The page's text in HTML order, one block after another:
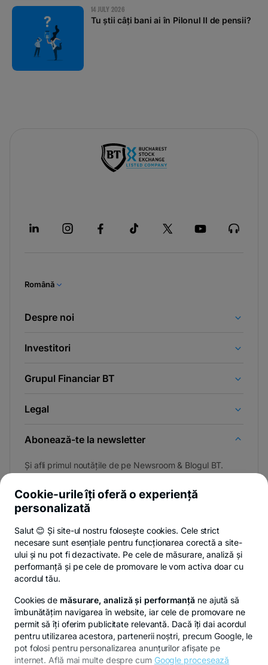
14 JULY 2026
Tu știi câți bani ai în Pilonul II de pensii?
Română
Despre noi
Investitori
Grupul Financiar BT
Legal
Abonează-te la newsletter
Și afli primul noutățile de pe Newsroom & Blogul BT.
Privacy HubPolitica de confidențialitatePolitica de cookies
© Copyright 2026 Banca Transilvania. Toate drepturile
rezervate.
Cookie-urile îți oferă o experiență
personalizată
Salut 😊 Și site-ul nostru folosește cookies. Cele strict
necesare sunt esențiale pentru funcționarea corectă a site-
ului și nu pot fi dezactivate. Pe cele de măsurare, analiză și
performanță și pe cele de promovare le vom activa doar cu
acordul tău.
Cookies de măsurare, analiză și performanță ne ajută să
îmbunătățim navigarea în website, iar cele de promovare ne
permit să îți oferim publicitate relevantă. Dacă îți dai acordul
pentru utilizarea acestora, partenerii noștri, precum Google, le
pot folosi pentru personalizarea anunțurilor afișate pe
internet. Află mai multe despre cum Google procesează